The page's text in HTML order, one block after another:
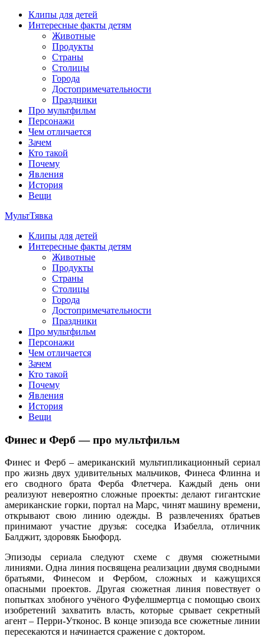
Перейти
содержимому
Клипы для детей
Интересные факты детям
Животные
Продукты
Страны
Столицы
Города
Достопримечательности
Праздники
Про мультфильм
Персонажи
Чем отличается
Зачем
Кто такой
Почему
Явления
История
Вещи
МультТявка
интересные факты про страны, столицы и города, клипы из
мультфильмов, мульт-клипы, песни из мультиков, детские
клипы, интересные факты о мультфильмах и про персонажей
мультфильмов
Клипы для детей
Интересные факты детям
Животные
Продукты
Страны
Столицы
Города
Достопримечательности
Праздники
Про мультфильм
Персонажи
Чем отличается
Зачем
Кто такой
Почему
Явления
История
Вещи
Финес и Ферб — про мультфильм
Финес и Ферб – американский мультипликационный сериал
про жизнь двух удивительных мальчиков, Финеса Флинна и
его сводного брата Ферба Флетчера. Каждый день они
реализуют невероятно сложные проекты: делают гигантские
американские горки, портал на Марс, чинят машину времени,
открывают свою линию одежды. В развлечениях братьев
принимают участие друзья: соседка Изабелла, отличник
Балджит, здоровяк Бьюфорд.
Эпизоды сериала следуют схеме с двумя сюжетными
линиями. Одна линия посвящена реализации двумя сводными
братьями, Финесом и Фербом, сложных и кажущихся
опасными проектов. Другая сюжетная линия повествует о
попытках злобного учёного Фуфелшмертца с помощью своих
изобретений захватить власть, которые срывает секретный
агент – Перри-Утконос. В конце эпизода все сюжетные линии
пересекаются и начинается сражение с доктором.